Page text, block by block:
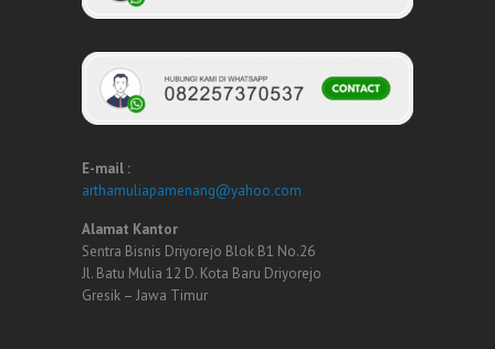
E-mail :
arthamuliapamenang@yahoo.com
Alamat Kantor
Sentra Bisnis Driyorejo Blok B1 No.26
Jl. Batu Mulia 12 D. Kota Baru Driyorejo
Gresik – Jawa Timur